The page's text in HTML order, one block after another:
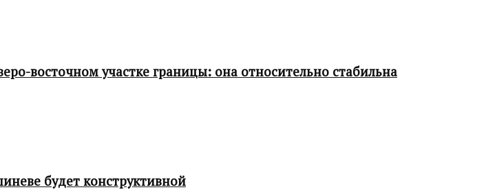
восточном участке границы: она относительно стабильна
будет конструктивной